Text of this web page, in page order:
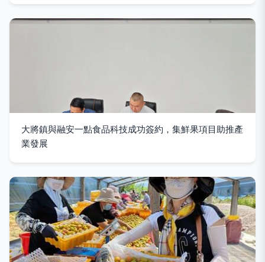
大將鎮與融安一點食品科技成功簽約，集鮮果項目助推產
業發展